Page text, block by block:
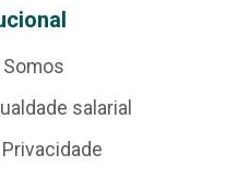
Somos
salarial